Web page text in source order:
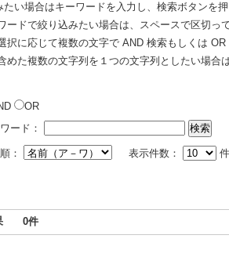
たい場合はキーワードを入力し、検索ボタンを
ードで絞り込みたい場合は、スペースで区切っ
択に応じて複数の文字で AND 検索もしくは
めた複数の文字列を１つの文字列としたい場合
OR
ード：
： 表示件数：
0件